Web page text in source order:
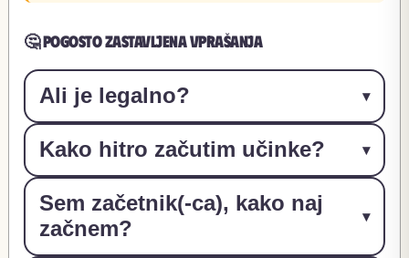
🤔 Pogosto zastavljena vprašanja
Ali je legalno? ▾
Izdelani iz certificirane industrijske konoplje, z
vsebnostjo THC pod 0,3 %, je vsaka serija testirana v
neodvisnem laboratoriju. Rezultati so na voljo na naši
spletni strani.
Kako hitro začutim učinke? ▾
zaužitju, včasih do 2 uri, odvisno od vašega
metabolizma. V nasprotju s kajenjem se jedljivi
Sem začetnik(-ca), kako naj
začnem?
▾